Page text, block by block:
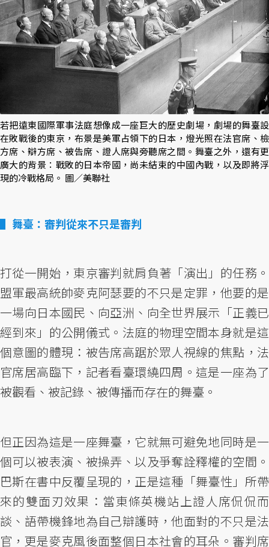
若把遠東國際軍事法庭想像成一座巨大的歷史劇場，劇場的舞臺設
在敗戰後的東京，布景是美軍占領下的日本，燈光照在法官席、檢
方席、辯方席、被告席、證人席與旁聽席之間。舞臺之外，還有更
廣大的背景：戰敗的日本帝國，尚未結束的中國內戰，以及即將浮
現的冷戰格局。 圖／美聯社
舞臺：審判從來不只是審判
打從一開始，東京審判就肩負著「演出」的任務。
盟軍最高統帥麥克阿瑟要的不只是定罪，他要的是
一場向日本國民、向亞洲、向全世界展示「正義已
經到來」的公開儀式。法庭的物理空間本身就是這
個意圖的體現：被告席高踞於眾人視線的焦點，法
官席居高臨下，記者看臺環繞四周。這是一座為了
被觀看、被記錄、被傳播而存在的舞臺。
但正因為這是一座舞臺，它就無可避免地同時是一
個可以被表演、被操弄、以及爭奪詮釋權的空間。
巴斯在書中反覆呈現的，正是這種「舞臺性」所帶
來的雙面刃效果：當東條英機站上證人席侃侃而
談、語帶機鋒地為自己辯護時，他面對的不只是法
官，更是麥克風後面整個日本社會的耳朵。審判席